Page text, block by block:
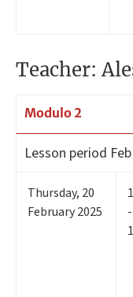
Teacher:
Modulo 2
Lesson period
Thursday, 20
February 2025
-